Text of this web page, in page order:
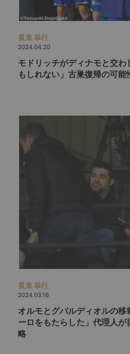
長束 恭行
2024.04.20
モドリッチがディナモと交
もしれない」古巣復帰の可能
長束 恭行
2024.03.16
オルモとグバルディオルの
ーロをもたらした」代理人
略